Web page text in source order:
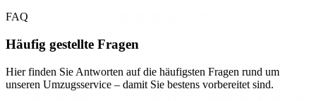
FAQ
Häufig gestellte Fragen
Hier finden Sie Antworten auf die häufigsten Fragen rund um
unseren Umzugsservice – damit Sie bestens vorbereitet sind.